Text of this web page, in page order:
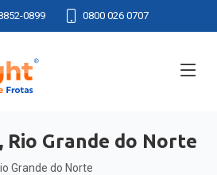
0899 0800 026 0707
Rio Grande do Norte
Grande do Norte